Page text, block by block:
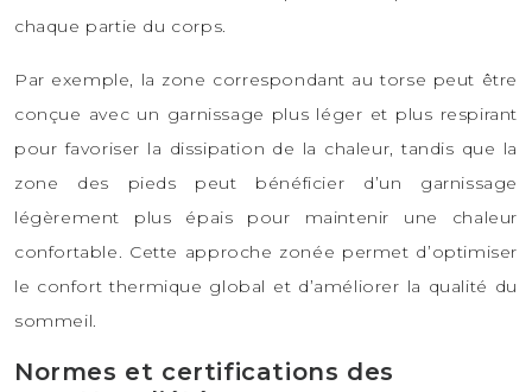
chaque partie du corps.
Par exemple, la zone correspondant au torse peut être
conçue avec un garnissage plus léger et plus respirant
pour favoriser la dissipation de la chaleur, tandis que la
zone des pieds peut bénéficier d’un garnissage
légèrement plus épais pour maintenir une chaleur
confortable. Cette approche zonée permet d’optimiser
le confort thermique global et d’améliorer la qualité du
sommeil.
Normes et certifications des